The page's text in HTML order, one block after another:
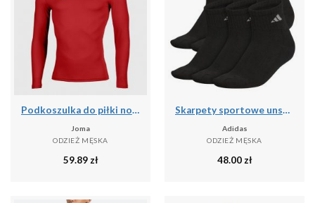
Podkoszulka do piłki nożnej dla dorosłych Joma Brama Academy z długim rękawem
Joma
ODZIEŻ MĘSKA
59.89zł
Skarpety sportowe unsex Adidas PER ANKLE AA2321 3-PAK
Adidas
ODZIEŻ MĘSKA
48.00zł